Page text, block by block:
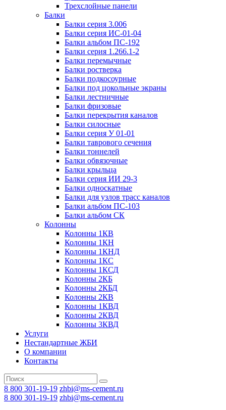
Трехслойные панели
Балки
Балки серия 3.006
Балки серия ИС-01-04
Балки альбом ПС-192
Балки серия 1.266.1-2
Балки перемычные
Балки ростверка
Балки подкосоурные
Балки под цокольные экраны
Балки лестничные
Балки фризовые
Балки перекрытия каналов
Балки силосные
Балки серия У 01-01
Балки таврового сечения
Балки тоннелей
Балки обвязочные
Балки крыльца
Балки серия ИИ 29-3
Балки односкатные
Балки для узлов трасс каналов
Балки альбом ПС-103
Балки альбом СК
Колонны
Колонны 1КВ
Колонны 1КН
Колонны 1КНД
Колонны 1КС
Колонны 1КСД
Колонны 2КБ
Колонны 2КБД
Колонны 2КВ
Колонны 1КВД
Колонны 2КВД
Колонны 3КВД
Услуги
Нестандартные ЖБИ
О компании
Контакты
8 800 301-19-19 zhbi@ms-cement.ru
8 800 301-19-19 zhbi@ms-cement.ru